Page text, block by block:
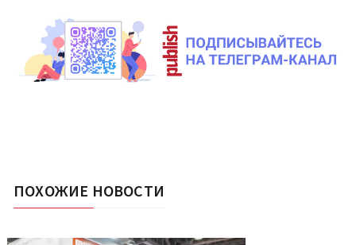
ПОХОЖИЕ НОВОСТИ